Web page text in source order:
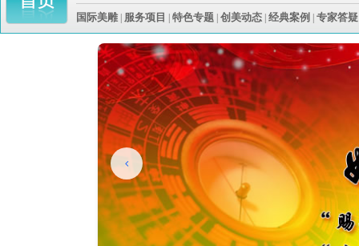
国际美雕| 服务项目 特色专题| 创美动态| 经典案例 专家答疑